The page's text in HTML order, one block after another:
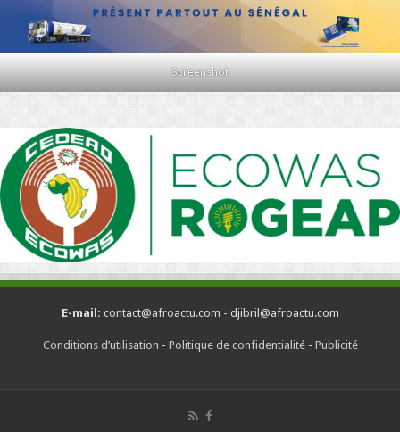
Screenshot
E-mail: contact@afroactu.com - djibril@afroactu.com
Conditions d’utilisation - Politique de confidentialité- Publicité